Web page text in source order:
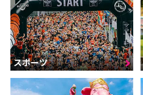
スポーツ